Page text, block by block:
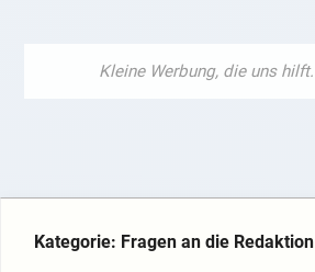
Kategorie: Fragen an die Redaktion